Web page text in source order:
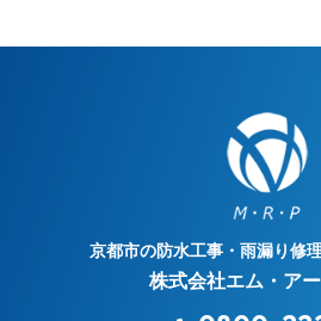
京都市の防水工事・雨漏り修
株式会社エム・ア